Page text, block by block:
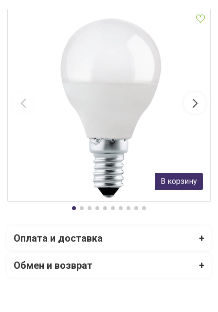
Лампа светодиодная Eglo P45 5W(E14) 470lm 2700K опаловый
В корзину
Оплата и доставка +
Обмен и возврат +